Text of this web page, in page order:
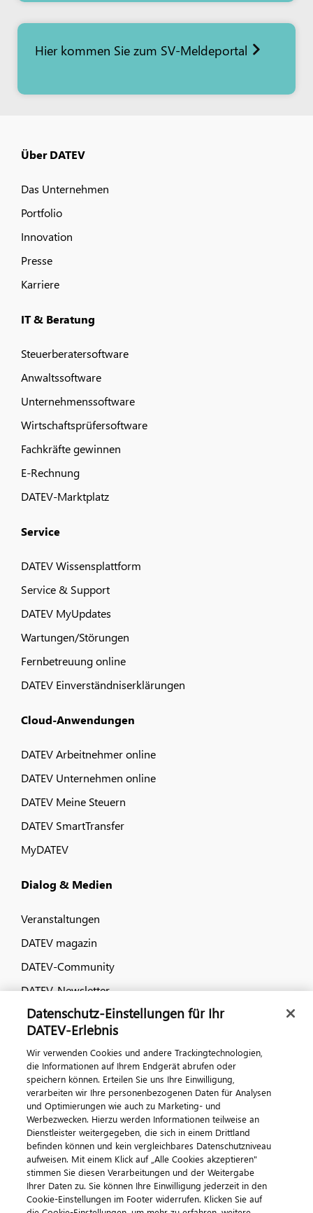
Hier kommen Sie zum SV-Meldeportal
Über DATEV
Das Unternehmen
Portfolio
Innovation
Presse
Karriere
IT & Beratung
Steuerberatersoftware
Anwaltssoftware
Unternehmenssoftware
Wirtschaftsprüfersoftware
Fachkräfte gewinnen
E-Rechnung
DATEV-Marktplatz
Service
DATEV Wissensplattform
Service & Support
DATEV MyUpdates
Wartungen/Störungen
Fernbetreuung online
DATEV Einverständniserklärungen
Cloud-Anwendungen
DATEV Arbeitnehmer online
DATEV Unternehmen online
DATEV Meine Steuern
DATEV SmartTransfer
MyDATEV
Dialog & Medien
Veranstaltungen
DATEV magazin
DATEV-Community
DATEV-Newsletter
DATEV Ratgeber
Kontaktieren Sie uns
ImpressumDatenschutzAGBKontakt
Cookie-Einstellungen
Datenschutz-Einstellungen für Ihr
DATEV-Erlebnis
Wir verwenden Cookies und andere Trackingtechnologien,
die Informationen auf Ihrem Endgerät abrufen oder
speichern können. Erteilen Sie uns Ihre Einwilligung,
verarbeiten wir Ihre personenbezogenen Daten für Analysen
und Optimierungen wie auch zu Marketing- und
Werbezwecken. Hierzu werden Informationen teilweise an
Dienstleister weitergegeben, die sich in einem Drittland
befinden können und kein vergleichbares Datenschutzniveau
aufweisen. Mit einem Klick auf „Alle Cookies akzeptieren"
stimmen Sie diesen Verarbeitungen und der Weitergabe
Ihrer Daten zu. Sie können Ihre Einwilligung jederzeit in den
Cookie-Einstellungen im Footer widerrufen. Klicken Sie auf